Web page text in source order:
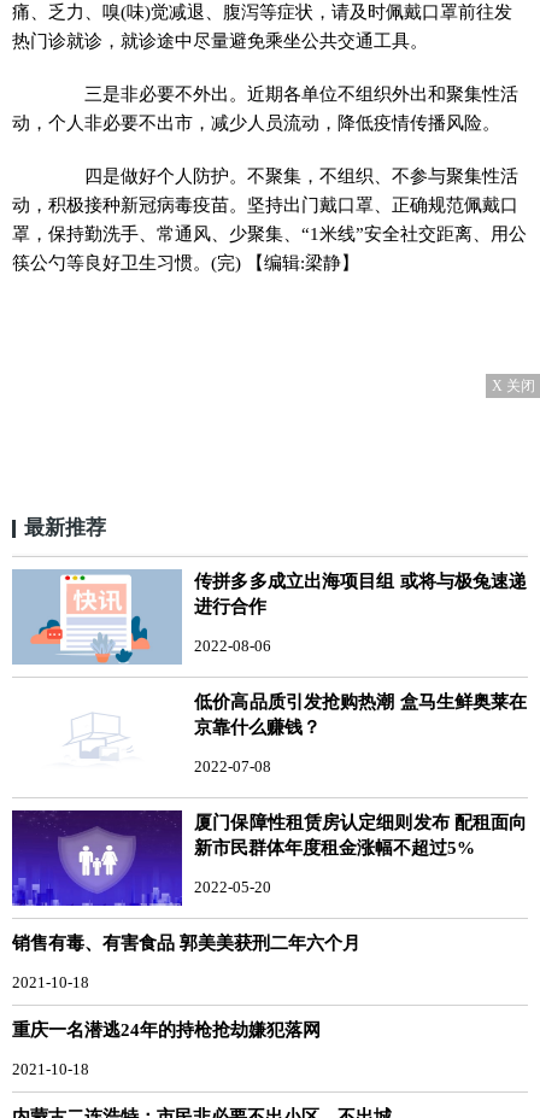
痛、乏力、嗅(味)觉减退、腹泻等症状，请及时佩戴口罩前往发
热门诊就诊，就诊途中尽量避免乘坐公共交通工具。
三是非必要不外出。近期各单位不组织外出和聚集性活
动，个人非必要不出市，减少人员流动，降低疫情传播风险。
四是做好个人防护。不聚集，不组织、不参与聚集性活
动，积极接种新冠病毒疫苗。坚持出门戴口罩、正确规范佩戴口
罩，保持勤洗手、常通风、少聚集、“1米线”安全社交距离、用公
筷公勺等良好卫生习惯。(完)
【编辑:梁静】
X 关闭
最新推荐
传拼多多成立出海项目组 或将与极兔速递
进行合作
2022-08-06
低价高品质引发抢购热潮 盒马生鲜奥莱在
京靠什么赚钱？
2022-07-08
厦门保障性租赁房认定细则发布 配租面向
新市民群体年度租金涨幅不超过5%
2022-05-20
销售有毒、有害食品 郭美美获刑二年六个月
2021-10-18
重庆一名潜逃24年的持枪抢劫嫌犯落网
2021-10-18